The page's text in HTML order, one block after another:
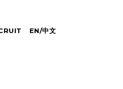
EN/中文